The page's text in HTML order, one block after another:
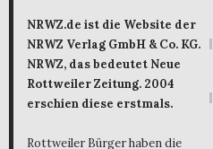
NRWZ.de ist die Website der
NRWZ Verlag GmbH & Co. KG.
NRWZ, das bedeutet Neue
Rottweiler Zeitung. 2004
erschien diese erstmals.
Rottweiler Bürger haben die